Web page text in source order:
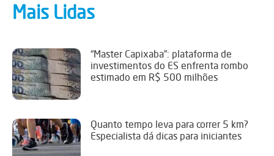
Mais Lidas
“Master Capixaba”: plataforma de
investimentos do ES enfrenta rombo
estimado em R$ 500 milhões
Quanto tempo leva para correr 5 km?
Especialista dá dicas para iniciantes